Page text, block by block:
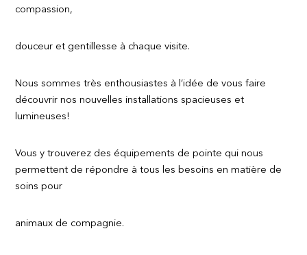
compassion,
douceur et gentillesse à chaque visite.
Nous sommes très enthousiastes à l’idée de vous faire
découvrir nos nouvelles installations spacieuses et
lumineuses!
Vous y trouverez des équipements de pointe qui nous
permettent de répondre à tous les besoins en matière de
soins pour
animaux de compagnie.